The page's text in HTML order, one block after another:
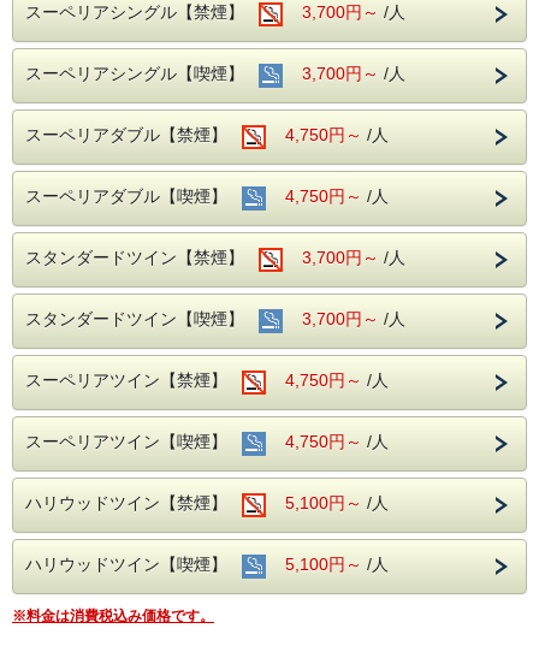
◆インターネット接続◆
WiFi完備(無料・使い放題)
*有線接続はできません。
◆アクセス◆
電車:JR岐阜駅 長良口より徒歩3分
名鉄岐阜駅より徒歩2分
【JR名古屋駅から快速18分】
お車:名神高速道、一宮ICから30分
＊当ホテルの専用駐車場はございませんが有料駐車場との契
①ホテル隣接契約駐車場
営業時間 7：00～23：00 制限 車高155cm以下、車幅185cm
ホテル横の路地を入って左手にございます。
※注意※ こちらの駐車場への道路は、午後５時～午後９時
まで車両通行規制がございます。
②名鉄協商【岐阜第２】24時間営業 車高220cm以下
③安田商事パーキング 24時間営業 車高220cm以下
宿泊駐車券（1泊）￥1，000をフロントで販売いたしており
ます。
（注1）①の駐車場は営業時間外の入出庫ができません。
（注2）②、③の駐車場は自動精算機式の為、入出庫の都度
料金が必要
せん。
スーペリアシングル【禁煙】 3,700円～ /人
スーペリアシングル【喫煙】 3,700円～ /人
スーペリアダブル【禁煙】 4,750円～ /人
スーペリアダブル【喫煙】 4,750円～ /人
スタンダードツイン【禁煙】 3,700円～ /人
スタンダードツイン【喫煙】 3,700円～ /人
スーペリアツイン【禁煙】 4,750円～ /人
スーペリアツイン【喫煙】 4,750円～ /人
ハリウッドツイン【禁煙】 5,100円～ /人
ハリウッドツイン【喫煙】 5,100円～ /人
※料金は消費税込み価格です。